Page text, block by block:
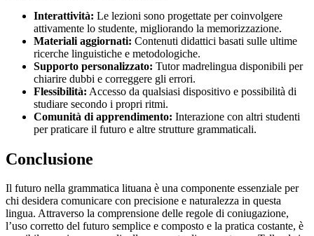
Interattività: Le lezioni sono progettate per coinvolgere
attivamente lo studente, migliorando la memorizzazione.
Materiali aggiornati: Contenuti didattici basati sulle ultime
ricerche linguistiche e metodologiche.
Supporto personalizzato: Tutor madrelingua disponibili per
chiarire dubbi e correggere gli errori.
Flessibilità: Accesso da qualsiasi dispositivo e possibilità di
studiare secondo i propri ritmi.
Comunità di apprendimento: Interazione con altri studenti
per praticare il futuro e altre strutture grammaticali.
Conclusione
Il futuro nella grammatica lituana è una componente essenziale per
chi desidera comunicare con precisione e naturalezza in questa
lingua. Attraverso la comprensione delle regole di coniugazione,
l’uso corretto del futuro semplice e composto e la pratica costante, è